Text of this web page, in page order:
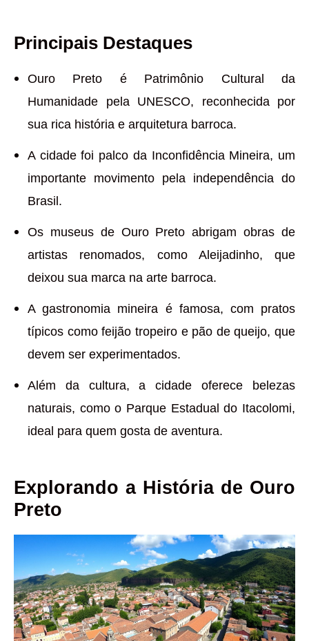
Principais Destaques
Ouro Preto é Patrimônio Cultural da
Humanidade pela UNESCO, reconhecida por
sua rica história e arquitetura barroca.
A cidade foi palco da Inconfidência Mineira, um
importante movimento pela independência do
Brasil.
Os museus de Ouro Preto abrigam obras de
artistas renomados, como Aleijadinho, que
deixou sua marca na arte barroca.
A gastronomia mineira é famosa, com pratos
típicos como feijão tropeiro e pão de queijo, que
devem ser experimentados.
Além da cultura, a cidade oferece belezas
naturais, como o Parque Estadual do Itacolomi,
ideal para quem gosta de aventura.
Explorando a História de Ouro
Preto